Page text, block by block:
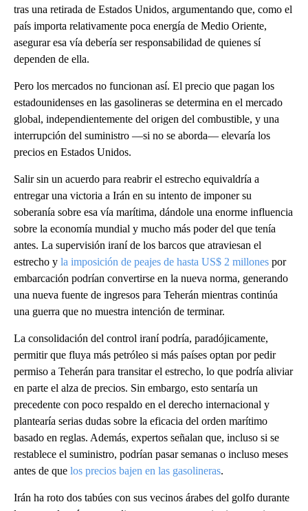
tras una retirada de Estados Unidos, argumentando que, como el
país importa relativamente poca energía de Medio Oriente,
asegurar esa vía debería ser responsabilidad de quienes sí
dependen de ella.
Pero los mercados no funcionan así. El precio que pagan los
estadounidenses en las gasolineras se determina en el mercado
global, independientemente del origen del combustible, y una
interrupción del suministro —si no se aborda— elevaría los
precios en Estados Unidos.
Salir sin un acuerdo para reabrir el estrecho equivaldría a
entregar una victoria a Irán en su intento de imponer su
soberanía sobre esa vía marítima, dándole una enorme influencia
sobre la economía mundial y mucho más poder del que tenía
antes. La supervisión iraní de los barcos que atraviesan el
estrecho y la imposición de peajes de hasta US$ 2 millones por
embarcación podrían convertirse en la nueva norma, generando
una nueva fuente de ingresos para Teherán mientras continúa
una guerra que no muestra intención de terminar.
La consolidación del control iraní podría, paradójicamente,
permitir que fluya más petróleo si más países optan por pedir
permiso a Teherán para transitar el estrecho, lo que podría aliviar
en parte el alza de precios. Sin embargo, esto sentaría un
precedente con poco respaldo en el derecho internacional y
plantearía serias dudas sobre la eficacia del orden marítimo
basado en reglas. Además, expertos señalan que, incluso si se
restablece el suministro, podrían pasar semanas o incluso meses
antes de que los precios bajen en las gasolineras.
Irán ha roto dos tabúes con sus vecinos árabes del golfo durante